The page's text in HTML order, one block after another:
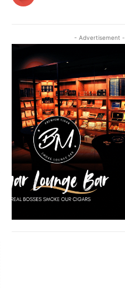
- Advertisement -